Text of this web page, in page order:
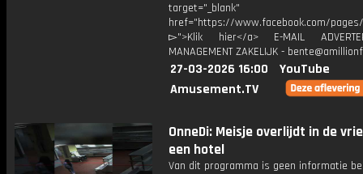
target="_blank"
href="https://www.facebook.com/pages/
▻">Klik hier</a> E-MAIL
MANAGEMENT ZAKELIJK -
27-03-2026 16:00
YouTube
Amusement.TV
OnneDi: Meisje overlijdt in de
een hotel
Van dit programma is geen informatie